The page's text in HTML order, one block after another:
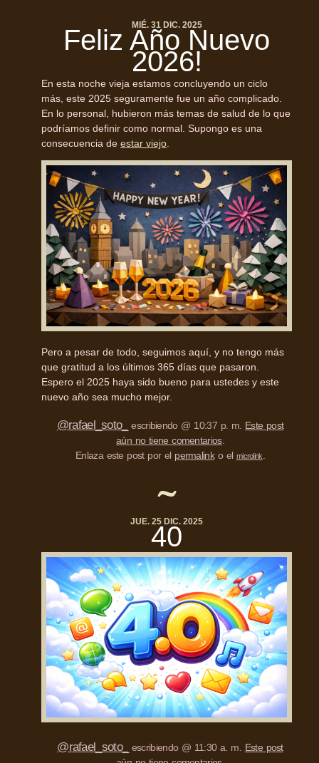
MIÉ. 31 DIC. 2025
Feliz Año Nuevo
2026!
En esta noche vieja estamos concluyendo un ciclo
más, este 2025 seguramente fue un año complicado.
En lo personal, hubieron más temas de salud de lo que
podríamos definir como normal. Supongo es una
consecuencia de estar viejo.
Pero a pesar de todo, seguimos aquí, y no tengo más
que gratitud a los últimos 365 días que pasaron.
Espero el 2025 haya sido bueno para ustedes y este
nuevo año sea mucho mejor.
@rafael_soto_ escribiendo @ 10:37 p. m. Este post
aún no tiene comentarios.
Enlaza este post por el permalinko el microlink
JUE. 25 DIC. 2025
40
@rafael_soto_ escribiendo @ 11:30 a. m. Este post